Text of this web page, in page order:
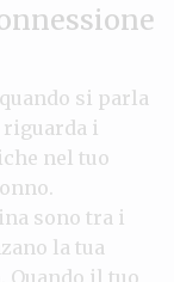
si parla
riguarda i
nel tuo
sono tra i
la tua
Quando il tuo